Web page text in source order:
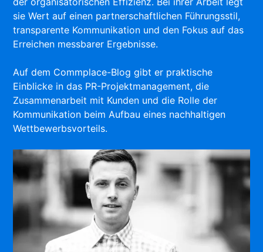
sie Wert auf einen partnerschaftlichen Führungsstil,
transparente Kommunikation und den Fokus auf das
Erreichen messbarer Ergebnisse.
Auf dem Commplace-Blog gibt er praktische
Einblicke in das PR-Projektmanagement, die
Zusammenarbeit mit Kunden und die Rolle der
Kommunikation beim Aufbau eines nachhaltigen
Wettbewerbsvorteils.